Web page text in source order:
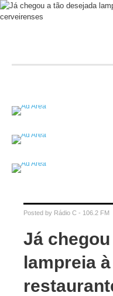
Posted by Rádio C - 106.2 FM
Já
lampreia